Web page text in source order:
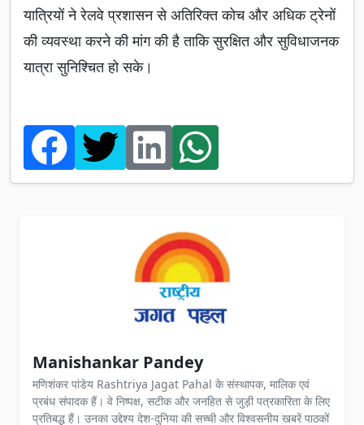
यात्रियों ने रेलवे प्रशासन से अतिरिक्त कोच और अधिक ट्रेनों
की व्यवस्था करने की मांग की है ताकि सुरक्षित और सुविधाजनक
यात्रा सुनिश्चित हो सके।
Manishankar Pandey
मणिशंकर पांडेय Rashtriya Jagat Pahal के संस्थापक, मालिक एवं
प्रबंध संपादक हैं। वे निष्पक्ष, सटीक और जनहित से जुड़ी पत्रकारिता के लिए
प्रतिबद्ध हैं। उनका उद्देश्य देश-दुनिया की सच्ची और विश्वसनीय खबरें पाठकों